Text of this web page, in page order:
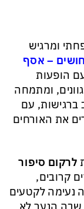
ומרגיש
– אסף
הופעות
ומתמחה
ברגישות, עם
את האורחים
לרקום סיפור
קרובים,
נעימה לקטעים